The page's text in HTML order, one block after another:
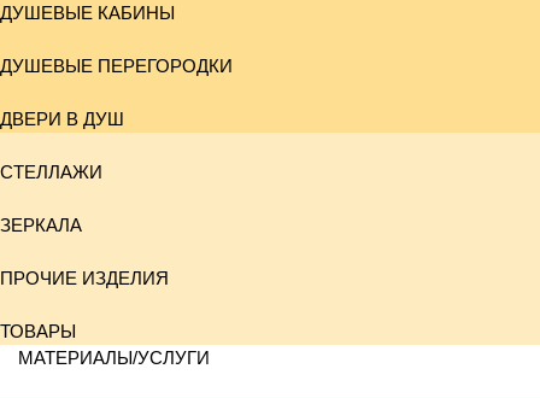
ДУШЕВЫЕ КАБИНЫ
ДУШЕВЫЕ ПЕРЕГОРОДКИ
ДВЕРИ В ДУШ
СТЕЛЛАЖИ
ЗЕРКАЛА
ПРОЧИЕ ИЗДЕЛИЯ
ТОВАРЫ
МАТЕРИАЛЫ/УСЛУГИ